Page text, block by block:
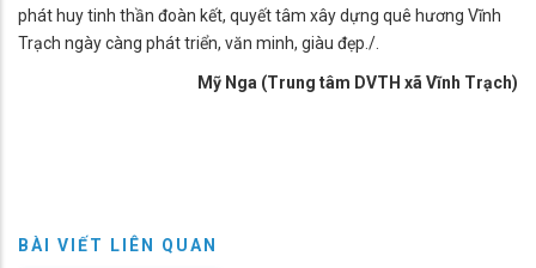
phát huy tinh thần đoàn kết, quyết tâm xây dựng quê hương Vĩnh
Trạch ngày càng phát triển, văn minh, giàu đẹp./.
Mỹ Nga (Trung tâm DVTH xã Vĩnh Trạch)
BÀI VIẾT LIÊN QUAN